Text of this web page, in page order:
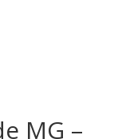
MG –